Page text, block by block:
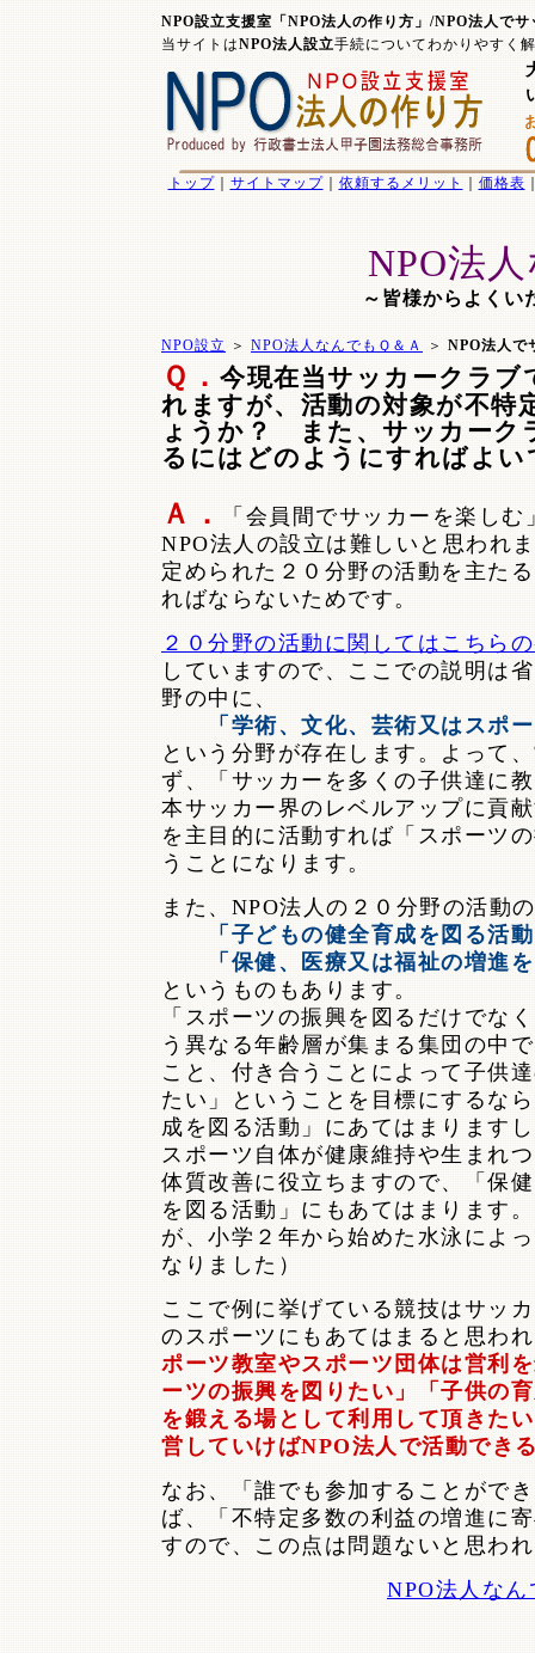
NPO設立支援室「NPO法人の作り方」/NPO法人でサ
当サイトはNPO法人設立手続についてわかりやすく
トップ｜ サイトマップ｜ 依頼するメリット 価格表
NPO法
～皆様からよくい
NPO設立 ＞ NPO法人なんでもＱ＆Ａ ＞ NPO法人で
Ｑ． 今現在当サッカークラブ
れますが、活動の対象が不特
ょうか？ また、サッカーク
るにはどのようにすればよい
Ａ．
「会員間でサッカーを楽し
NPO法人の設立は難しいと思われ
定められた２０分野の活動を主た
ればならないためです。
２０分野の活動に関してはこちら
していますので、ここでの説明は
野の中に、
「学術、文化、芸術又はスポー
という分野が存在します。よって
ず、「サッカーを多くの子供達に
本サッカー界のレベルアップに貢
を主目的に活動すれば「スポーツ
うことになります。
また、NPO法人の２０分野の活動
「子どもの健全育成を図る活
「保健、医療又は福祉の増進
というものもあります。
「スポーツの振興を図るだけでな
う異なる年齢層が集まる集団の中
こと、付き合うことによって子供
たい」ということを目標にするな
成を図る活動」にあてはまります
スポーツ自体が健康維持や生まれ
体質改善に役立ちますので、「保
を図る活動」にもあてはまります
が、小学２年から始めた水泳によ
なりました）
ここで例に挙げている競技はサッ
のスポーツにもあてはまると思わ
ポーツ教室やスポーツ団体は営利
ーツの振興を図りたい」「子供の
を鍛える場として利用して頂きた
営していけばNPO法人で活動でき
なお、「誰でも参加することがで
ば、「不特定多数の利益の増進に
すので、この点は問題ないと思わ
NPO法人な